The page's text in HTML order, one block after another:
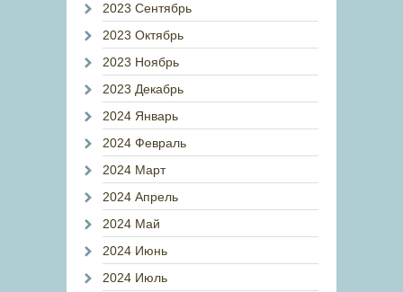
2023 Сентябрь
2023 Октябрь
2023 Ноябрь
2023 Декабрь
2024 Январь
2024 Февраль
2024 Март
2024 Апрель
2024 Май
2024 Июнь
2024 Июль